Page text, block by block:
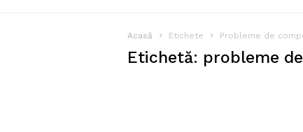
Acasă Etichete Probleme de
Etichetă: probleme